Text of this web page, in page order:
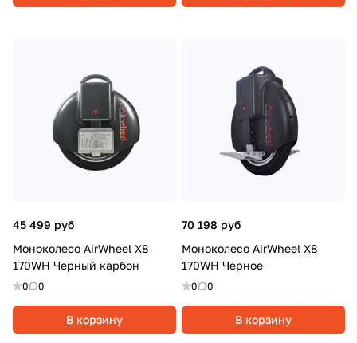
45 499 руб
Моноколесо AirWheel X8
170WH Черный карбон
0 0
В корзину
70 198 руб
Моноколесо AirWheel X8
170WH Черное
0 0
В корзину